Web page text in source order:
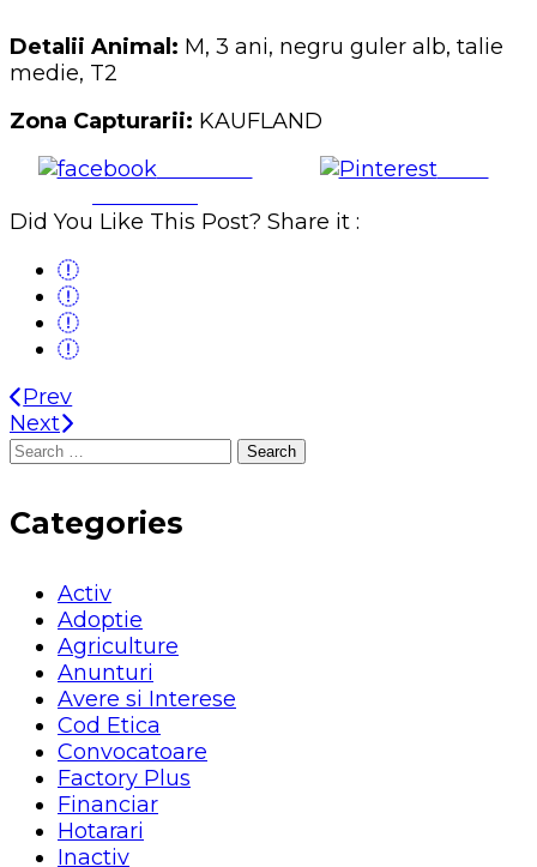
Detalii Animal: M, 3 ani, negru guler alb, talie
medie, T2
Zona Capturarii: KAUFLAND
Share on
Save
Did You Like This Post? Share it :
Prev
Next
Search
Categories
Activ
Adoptie
Agriculture
Anunturi
Avere si Interese
Cod Etica
Convocatoare
Factory Plus
Financiar
Hotarari
Inactiv